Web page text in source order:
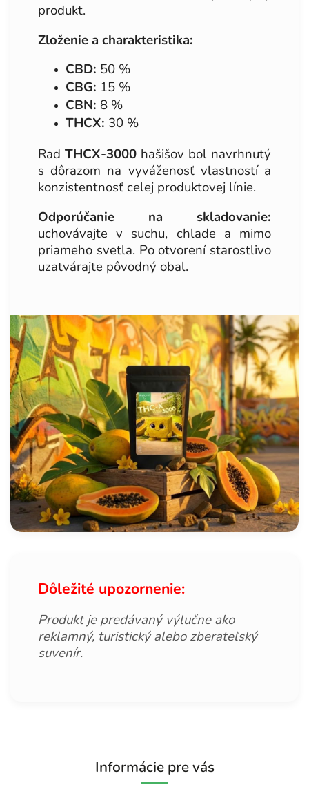
produkt.
Zloženie a charakteristika:
CBD: 50 %
CBG: 15 %
CBN: 8 %
THCX: 30 %
Rad THCX-3000 hašišov bol navrhnutý
s dôrazom na vyváženosť vlastností a
konzistentnosť celej produktovej línie.
Odporúčanie na skladovanie:
uchovávajte v suchu, chlade a mimo
priameho svetla. Po otvorení starostlivo
uzatvárajte pôvodný obal.
Dôležité upozornenie:
Produkt je predávaný výlučne ako
reklamný, turistický alebo zberateľský
suvenír.
Informácie pre vás